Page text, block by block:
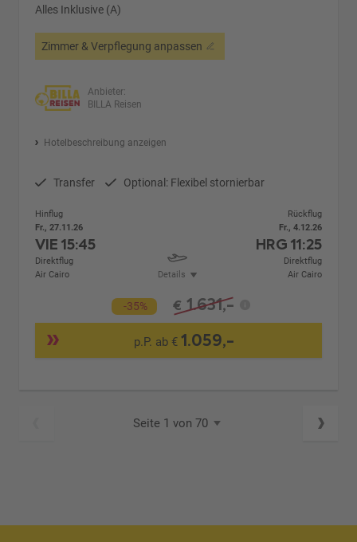
Alles Inklusive (A)
Zimmer & Verpflegung anpassen
Anbieter:
BILLA Reisen
Hotelbeschreibung anzeigen
Transfer Optional: Flexibel stornierbar
Hinflug
Fr., 27.11.26
VIE15:45
Direktflug
Air Cairo
Details
Rückflug
Fr., 4.12.26
HRG 11:25
Direktflug
Air Cairo
-35% € 1.631,-
p.P. ab €1.059,-
Seite 1 von 70